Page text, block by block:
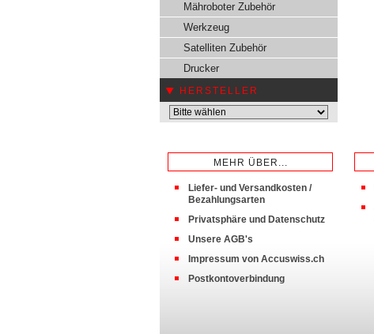
Mähroboter Zubehör
Werkzeug
Satelliten Zubehör
Drucker
HERSTELLER
MEHR ÜBER...
Liefer- und Versandkosten /
Bezahlungsarten
Privatsphäre und Datenschutz
Unsere AGB's
Impressum von Accuswiss.ch
Postkontoverbindung